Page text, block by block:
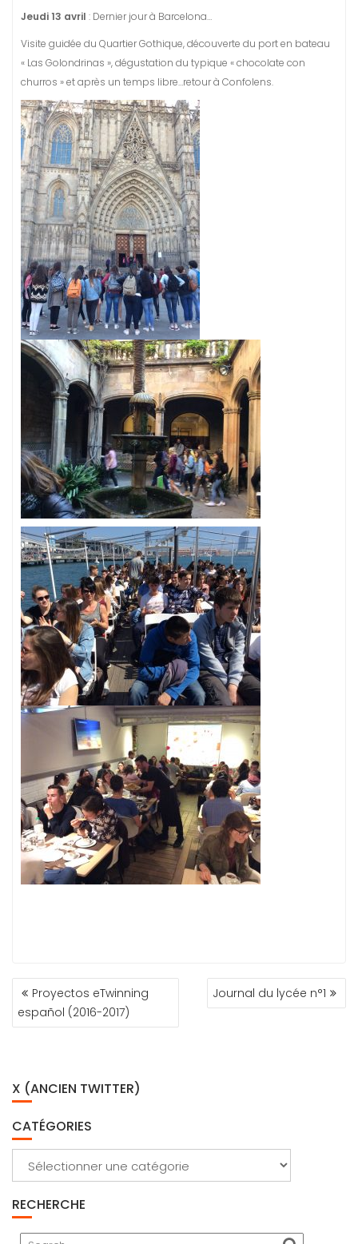
Jeudi 13 avril : Dernier jour à Barcelona…
Visite guidée du Quartier Gothique, découverte du port en bateau
« Las Golondrinas », dégustation du typique « chocolate con
churros » et après un temps libre…retour à Confolens.
NAVIGATION
DE
L’ARTICLE
Proyectos eTwinning
español (2016-2017)
Journal du lycée n°1
X (ANCIEN TWITTER)
CATÉGORIES
RECHERCHE